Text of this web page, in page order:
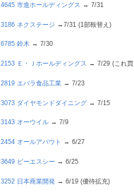
4645 市進ホールディングス → 7/31
3186 ネクステージ→7/31 (1部鞍替え)
6785 鈴木→ 7/30
2153 Ｅ・Ｊホールディングス → 7/29 (これ買
2819 エバラ食品工業→ 7/23
3073 ダイヤモンドダイニング→ 7/15
3143 オーウイル→ 7/9
2454 オールアバウト → 6/27
3649 ピーエスシー→ 6/25
3252 日本商業開発→ 6/19 (優待拡充)